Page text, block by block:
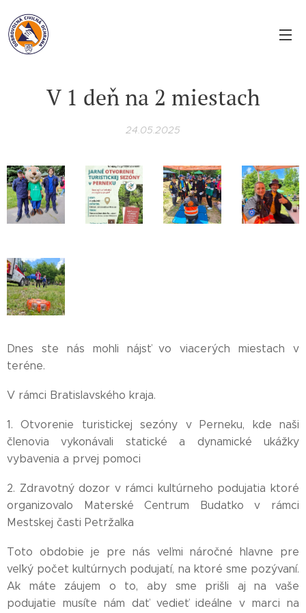
V 1 deň na 2 miestach
24.05.2025
Dnes ste nás mohli nájsť vo viacerých miestach v
teréne.
V rámci Bratislavského kraja.
1. Otvorenie turistickej sezóny v Perneku, kde naši
členovia vykonávali statické a dynamické ukážky
vybavenia a prvej pomoci
2. Zdravotný dozor v rámci kultúrneho podujatia ktoré
organizovalo Materské Centrum Budatko v rámci
Mestskej časti Petržalka
Toto obdobie je pre nás veľmi náročné hlavne pre
veľký počet kultúrnych podujatí, na ktoré sme pozývaní.
Ak máte záujem o to, aby sme prišli aj na vaše
podujatie musíte nám dať vedieť ideálne v marci na